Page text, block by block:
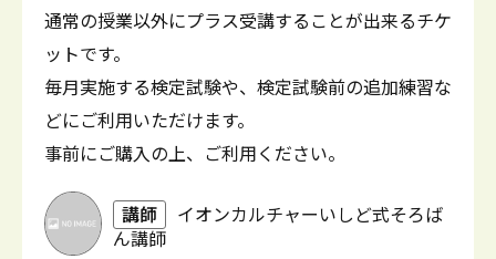
通常の授業以外にプラス受講することが出来るチケ
ットです。
毎月実施する検定試験や、検定試験前の追加練習な
どにご利用いただけます。
事前にご購入の上、ご利用ください。
講師
イオンカルチャーいしど式そろば
ん講師